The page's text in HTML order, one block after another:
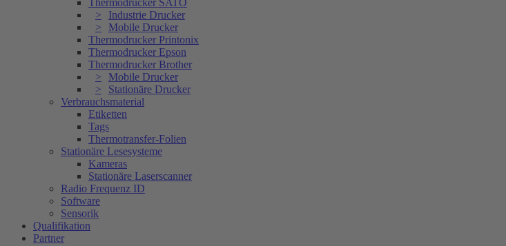
Thermodrucker SATO
Industrie Drucker
Mobile Drucker
Thermodrucker Printonix
Thermodrucker Epson
Thermodrucker Brother
Mobile Drucker
Stationäre Drucker
Verbrauchsmaterial
Etiketten
Tags
Thermotransfer-Folien
Stationäre Lesesysteme
Kameras
Stationäre Laserscanner
Radio Frequenz ID
Software
Sensorik
Qualifikation
Partner